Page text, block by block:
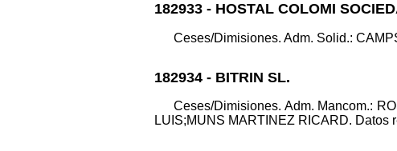
182933 - HOSTAL COLOMI
Ceses/Dimisiones. Adm. Solid.:
182934 - BITRIN SL.
Ceses/Dimisiones. Adm. Mancom.:
LUIS;MUNS MARTINEZ RICARD. Datos